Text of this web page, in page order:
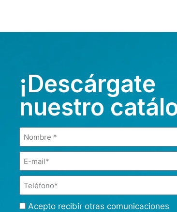
¡Descárgate
nuestro
Acepto recibir otras comunicaciones